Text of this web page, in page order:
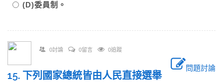
(D)委員制。
0討論 0留言 0追蹤
問題討論
15. 下列國家總統皆由人民直接選舉